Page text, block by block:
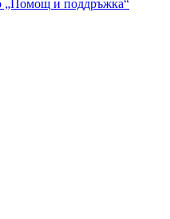
„Помощ и поддръжка“